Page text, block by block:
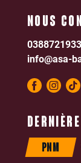
PNM
NOUS
0388721933
info@asa-